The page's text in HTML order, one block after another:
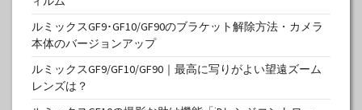
ルミックスGF9･GF10/GF90のブラケット解除方法・カメラ
本体のバージョンアップ
ルミックスGF9/GF10/GF90｜最高に写りがよい望遠ズーム
レンズは？